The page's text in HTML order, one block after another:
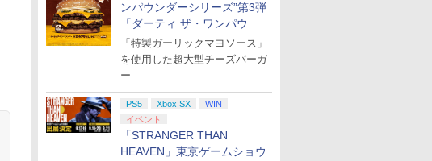
ンパウンダーシリーズ”第3弾
「ダーティ ザ・ワンパウン
ダー」を8月7日発売
「特製ガーリックマヨソース」
を使用した超大型チーズバーガ
ー
PS5 Xbox SX
WIN
イベント
「STRANGER THAN
HEAVEN」東京ゲームショウ